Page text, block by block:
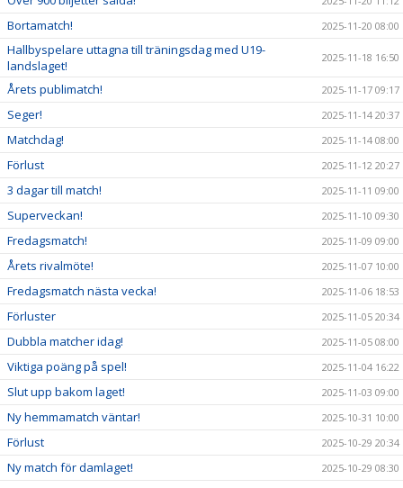
Bortamatch! 2025-11-20 08:00
Hallbyspelare uttagna till träningsdag med U19-
landslaget!
2025-11-18 16:50
Årets publimatch! 2025-11-17 09:17
Seger! 2025-11-14 20:37
Matchdag! 2025-11-14 08:00
Förlust 2025-11-12 20:27
3 dagar till match! 2025-11-11 09:00
Superveckan! 2025-11-10 09:30
Fredagsmatch! 2025-11-09 09:00
Årets rivalmöte! 2025-11-07 10:00
Fredagsmatch nästa vecka! 2025-11-06 18:53
Förluster 2025-11-05 20:34
Dubbla matcher idag! 2025-11-05 08:00
Viktiga poäng på spel! 2025-11-04 16:22
Slut upp bakom laget! 2025-11-03 09:00
Ny hemmamatch väntar! 2025-10-31 10:00
Förlust 2025-10-29 20:34
Ny match för damlaget! 2025-10-29 08:30